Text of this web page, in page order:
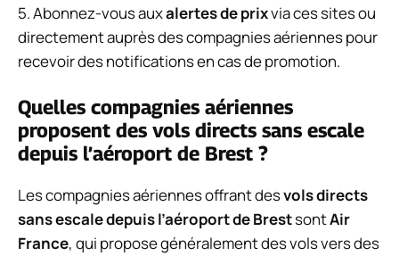
5. Abonnez-vous auxalertes de prixvia ces sites ou
directement auprès des compagnies aériennes pour
recevoir des notifications en cas de promotion.
Quelles compagnies aériennes
proposent des vols directs sans escale
depuis l’aéroport de Brest ?
Les compagnies aériennes offrant desvols directs
sans escale depuis l’aéroport de BrestsontAir
France, qui propose généralement des vols vers des